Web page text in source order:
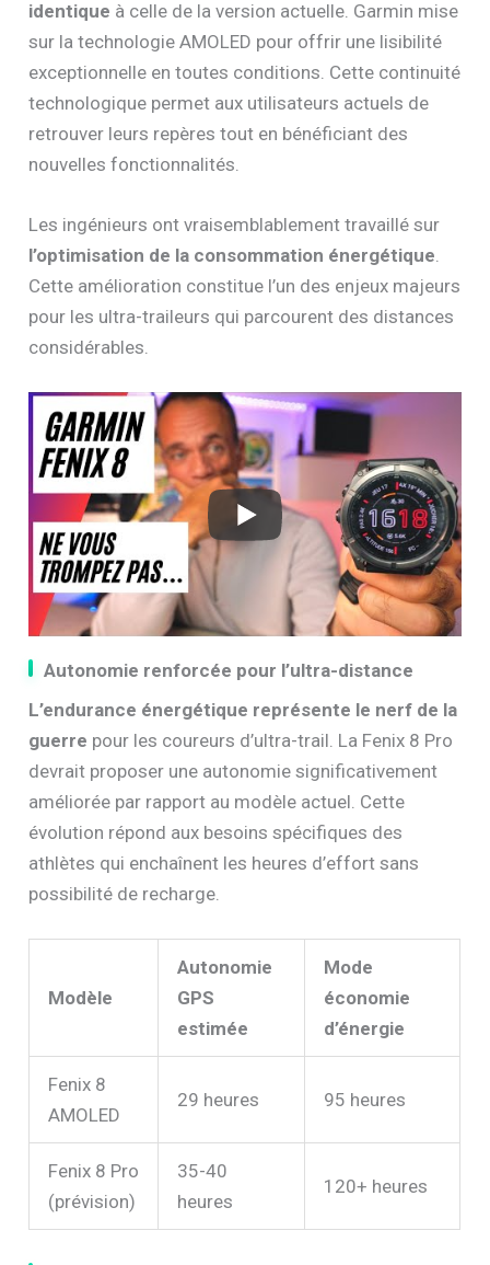
identique à celle de la version actuelle. Garmin mise
sur la technologie AMOLED pour offrir une lisibilité
exceptionnelle en toutes conditions. Cette continuité
technologique permet aux utilisateurs actuels de
retrouver leurs repères tout en bénéficiant des
nouvelles fonctionnalités.
Les ingénieurs ont vraisemblablement travaillé sur
l’optimisation de la consommation énergétique.
Cette amélioration constitue l’un des enjeux majeurs
pour les ultra-traileurs qui parcourent des distances
considérables.
Autonomie renforcée pour l’ultra-distance
L’endurance énergétique représente le nerf de la
guerre pour les coureurs d’ultra-trail. La Fenix 8 Pro
devrait proposer une autonomie significativement
améliorée par rapport au modèle actuel. Cette
évolution répond aux besoins spécifiques des
athlètes qui enchaînent les heures d’effort sans
possibilité de recharge.
Modèle
Autonomie
GPS
estimée
Mode
économie
d’énergie
Fenix 8
AMOLED
29 heures 95 heures
Fenix 8 Pro
(prévision)
35-40
heures
120+ heures